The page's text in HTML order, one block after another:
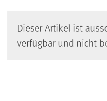
Dieser Artikel ist
verfügbar und nicht